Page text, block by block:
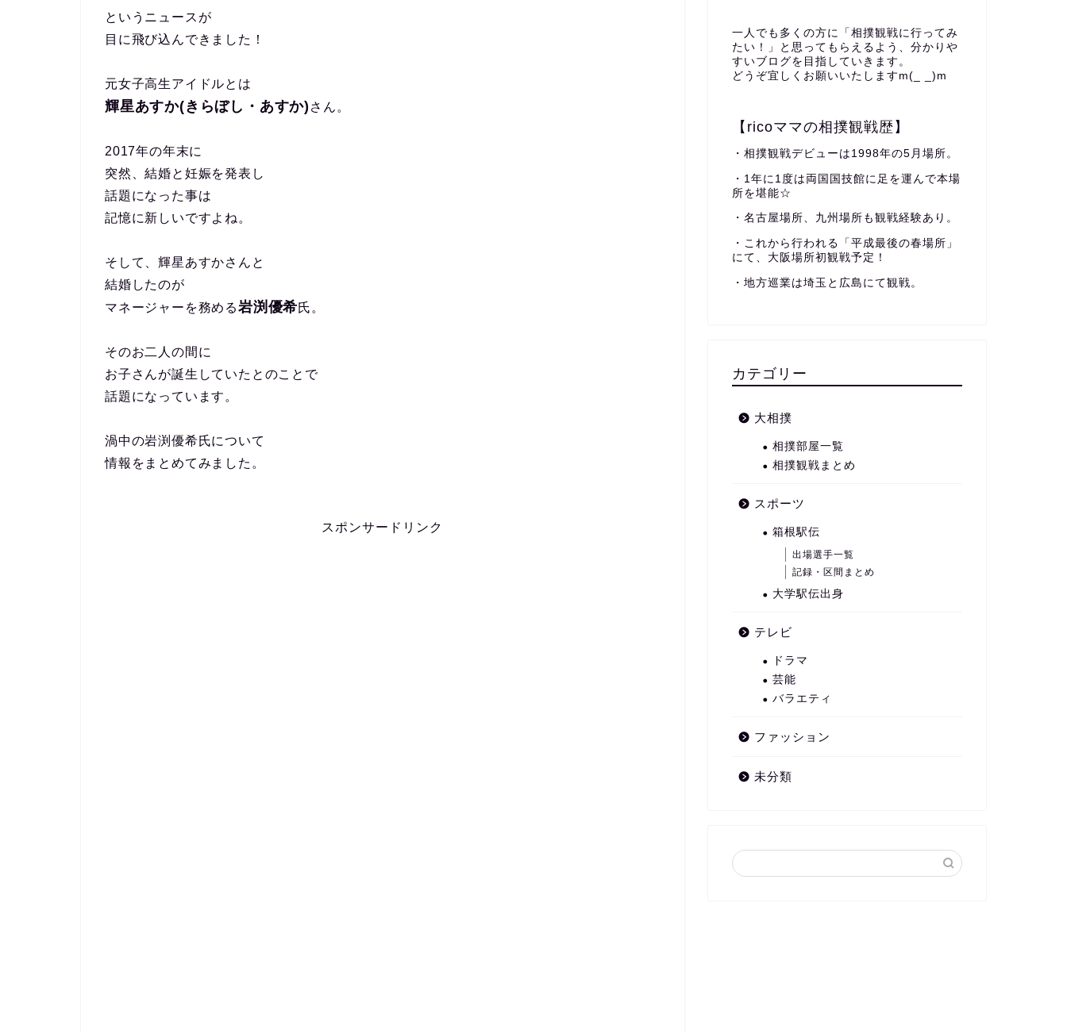
というニュースが
目に飛び込んできました！
元女子高生アイドルとは
輝星あすか(きらぼし・あすか) さん。
2017年の年末に
突然、結婚と妊娠を発表し
話題になった事は
記憶に新しいですよね。
そして、輝星あすかさんと
結婚したのが
マネージャーを務める岩渕優希氏。
そのお二人の間に
お子さんが誕生していたとのことで
話題になっています。
渦中の岩渕優希氏について
情報をまとめてみました。
スポンサードリンク
一人でも多くの方に「相撲観戦に行ってみ
たい！」と思ってもらえるよう、分かりや
すいブログを目指していきます。
どうぞ宜しくお願いいたしますm(_ _)m
【ricoママの相撲観戦歴】
・相撲観戦デビューは1998年の5月場所。
・1年に1度は両国国技館に足を運んで本場
所を堪能☆
・名古屋場所、九州場所も観戦経験あり。
・これから行われる「平成最後の春場所」
にて、大阪場所初観戦予定！
・地方巡業は埼玉と広島にて観戦。
カテゴリー
大相撲
相撲部屋一覧
相撲観戦まとめ
スポーツ
箱根駅伝
出場選手一覧
記録・区間まとめ
大学駅伝出身
テレビ
ドラマ
芸能
バラエティ
ファッション
未分類